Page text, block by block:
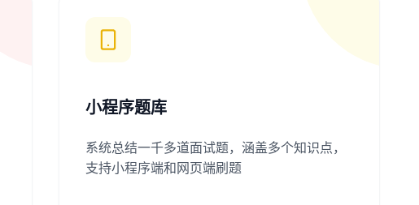
小程序题库
系统总结一千多道面试题，涵盖多个知识点，
支持小程序端和网页端刷题